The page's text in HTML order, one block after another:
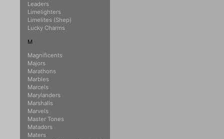
Leaders
Limelighters
Limelites (Shep)
Lucky Charms
M
Magnificents
Majors
Marathons
Marbles
Marcels
Marylanders
Marshalls
Marvels
Master Tones
Matadors
Maters